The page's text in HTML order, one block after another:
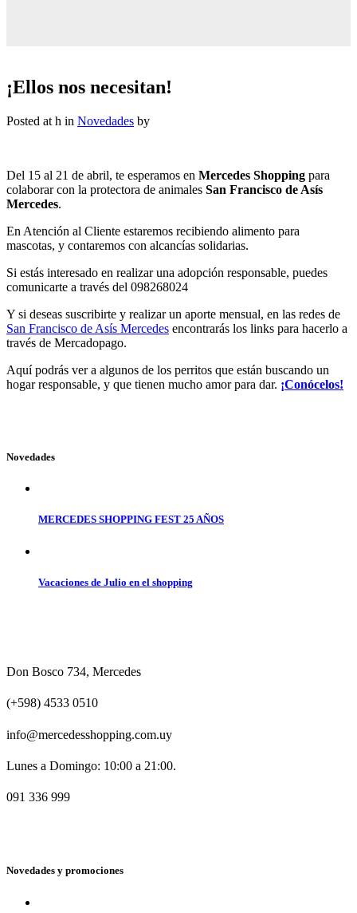
¡Ellos nos necesitan!
Posted at h in Novedades by
Del 15 al 21 de abril, te esperamos en Mercedes Shopping para
colaborar con la protectora de animales San Francisco de Asís
Mercedes.
En Atención al Cliente estaremos recibiendo alimento para
mascotas, y contaremos con alcancías solidarias.
Si estás interesado en realizar una adopción responsable, puedes
comunicarte a través del 098268024
Y si deseas suscribirte y realizar un aporte mensual, en las redes de
San Francisco de Asís Mercedes encontrarás los links para hacerlo a
través de Mercadopago.
Aquí podrás ver a algunos de los perritos que están buscando un
hogar responsable, y que tienen mucho amor para dar. ¡Conócelos!
Novedades
MERCEDES SHOPPING FEST 25 AÑOS
Vacaciones de Julio en el shopping
Don Bosco 734, Mercedes
(+598) 4533 0510
info@mercedesshopping.com.uy
Lunes a Domingo: 10:00 a 21:00.
091 336 999
Novedades y promociones